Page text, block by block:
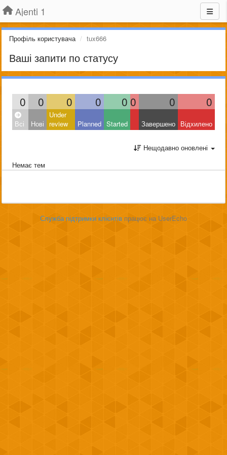
Ajenti 1
Профіль користувача tux666
Ваші запити по статусу
0 0 0 0 0 0 0 0
Всі Нові
Under
review
Planned Started Завершено Відхилено
Нещодавно оновлені
Немає тем
Служба підтримки клієнтів працює на UserEcho